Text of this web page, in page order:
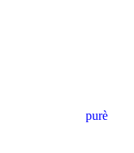
purè